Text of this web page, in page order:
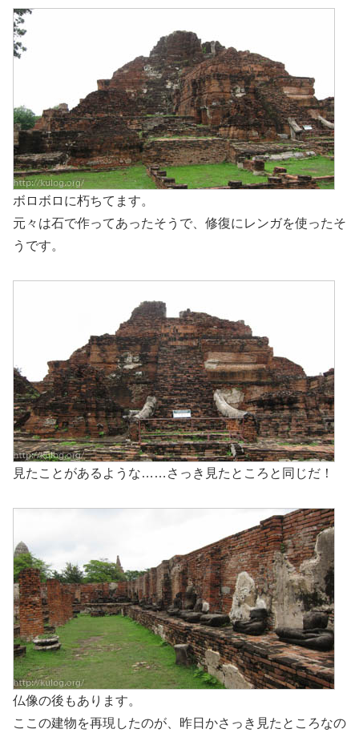
ボロボロに朽ちてます。
元々は石で作ってあったそうで、修復にレンガを使ったそ
うです。
見たことがあるような……さっき見たところと同じだ！
仏像の後もあります。
ここの建物を再現したのが、昨日かさっき見たところなの